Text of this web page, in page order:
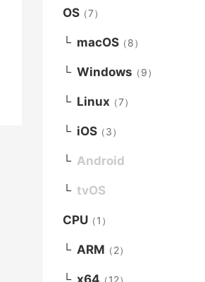
OS（7）
macOS（8）
Windows（9）
Linux（7）
iOS（3）
Android
tvOS
CPU（1）
ARM （2）
x64（12）